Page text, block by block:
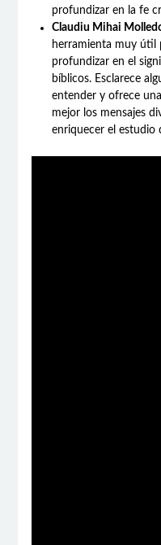
profundizar en la fe
Claudiu Mihai
herramienta muy útil
profundizar en el
bíblicos. Esclarece
entender y ofrece
mejor los mensajes
enriquecer el estudio